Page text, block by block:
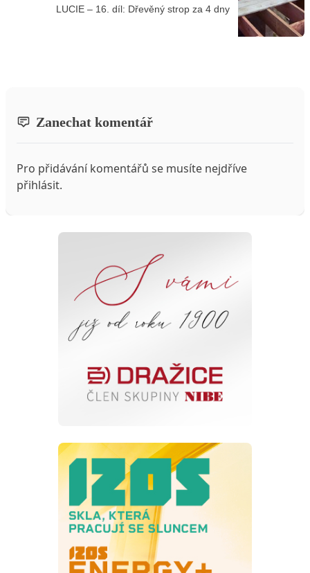
LUCIE – 16. díl: Dřevěný strop za 4 dny
Zanechat komentář
Pro přidávání komentářů se musíte nejdříve
přihlásit.